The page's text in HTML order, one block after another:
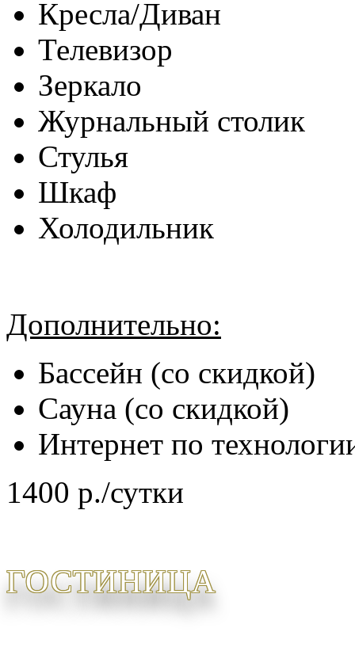
Кресла/Диван
Телевизор
Зеркало
Журнальный столик
Стулья
Шкаф
Холодильник
Дополнительно:
Бассейн (со скидкой)
Сауна (со скидкой)
Интернет по
1400 р./сутки
ГОСТИНИЦА